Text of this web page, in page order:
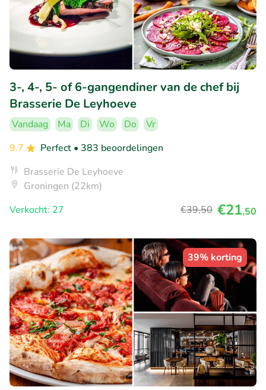
3-, 4-, 5- of 6-gangendiner van de chef bij
Brasserie De Leyhoeve
Vandaag Ma Di Wo Do
Vr
9.7
Perfect • 383 beoordelingen
Brasserie De Leyhoeve
Groningen (22km)
Verkocht: 27
€39,50 €21,50
39% korting